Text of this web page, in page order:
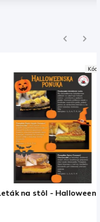
Previous
A5
Next